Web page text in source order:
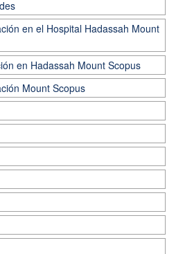
en el Hospital Hadassah Mount
en Hadassah Mount Scopus
Mount Scopus